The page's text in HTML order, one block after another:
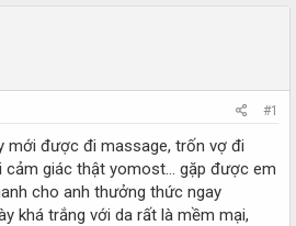
#1
mới được đi massage, trốn vợ đi
cảm giác thật yomost… gặp được em
cho anh thưởng thức ngay
khá trắng với da rất là mềm mại,